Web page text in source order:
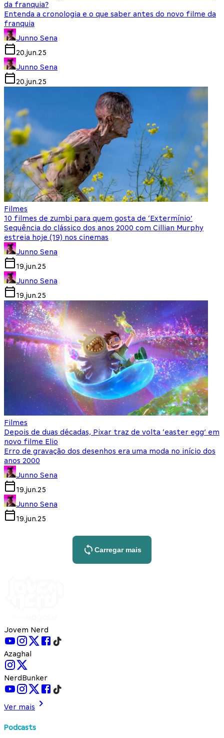
da franquia?
Entenda a cronologia e o que saber antes do novo filme da
franquia
Junno Sena
20.jun.25
Junno Sena
20.jun.25
Filmes
10 filmes de zumbi para quem gosta de ‘Extermínio’
Sequência do clássico dos anos 2000 com Cillian Murphy
estreia hoje (19) nos cinemas
Junno Sena
19.jun.25
Junno Sena
19.jun.25
Filmes
Depois de duas décadas, Pixar traz de volta ‘easter egg’ em
novo filme Elio
Erro de gravação dos desenhos era uma moda no início dos
anos 2000
Junno Sena
19.jun.25
Junno Sena
19.jun.25
Carregar mais
Jovem Nerd
Azaghal
NerdBunker
Ver mais
Podcasts